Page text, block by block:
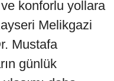
konforlu yollara
Melikgazi
Mustafa
günlük